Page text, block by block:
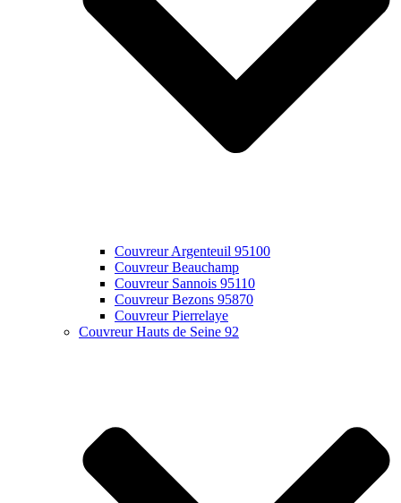
Couvreur Argenteuil 95100
Couvreur Beauchamp
Couvreur Sannois 95110
Couvreur Bezons 95870
Couvreur Pierrelaye
Couvreur Hauts de Seine 92